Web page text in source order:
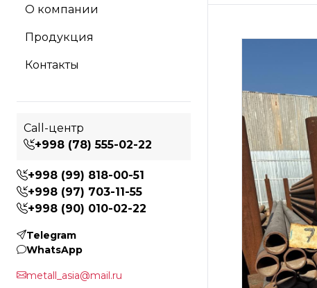
О компании
Продукция
Контакты
Call-центр
+998 (78) 555-02-22
+998 (99) 818-00-51
+998 (97) 703-11-55
+998 (90) 010-02-22
Telegram
WhatsApp
metall_asia@mail.ru